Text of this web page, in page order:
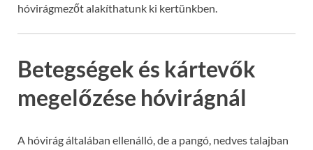
hóvirágmezőt alakíthatunk ki kertünkben.
Betegségek és kártevők
megelőzése hóvirágnál
A hóvirág általában ellenálló, de a pangó, nedves talajban